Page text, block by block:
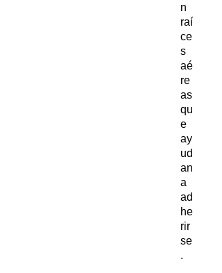
n
raí
ce
s
aé
re
as
qu
e
ay
ud
an
a
ad
he
rir
se
.